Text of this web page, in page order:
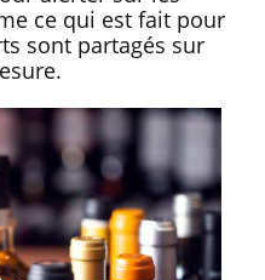
ce qui est fait pour
sont partagés sur